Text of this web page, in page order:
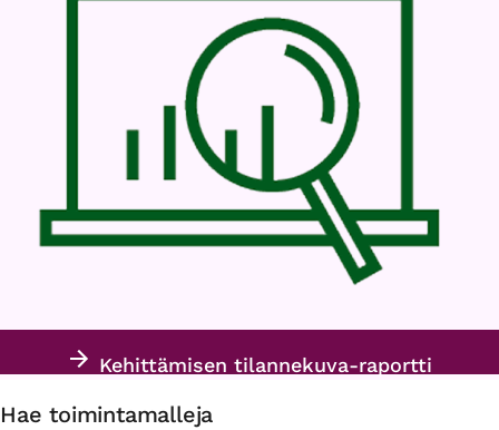
Kehittämisen tilannekuva-raportti
Hae toimintamalleja